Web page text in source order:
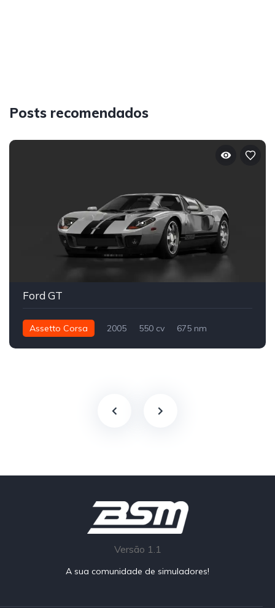
Posts recomendados
Ford GT
Assetto Corsa 2005 550 cv
675 nm
Versão 1.1
A sua comunidade de simuladores!